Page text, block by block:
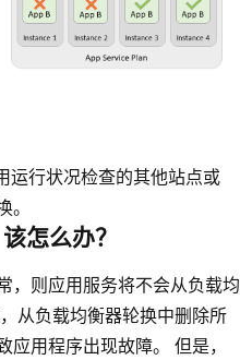
运行状况检查的其他站点或
怎么办？
，则应用服务将不会从负载均
从负载均衡器轮换中删除所
用程序出现故障。 但是，